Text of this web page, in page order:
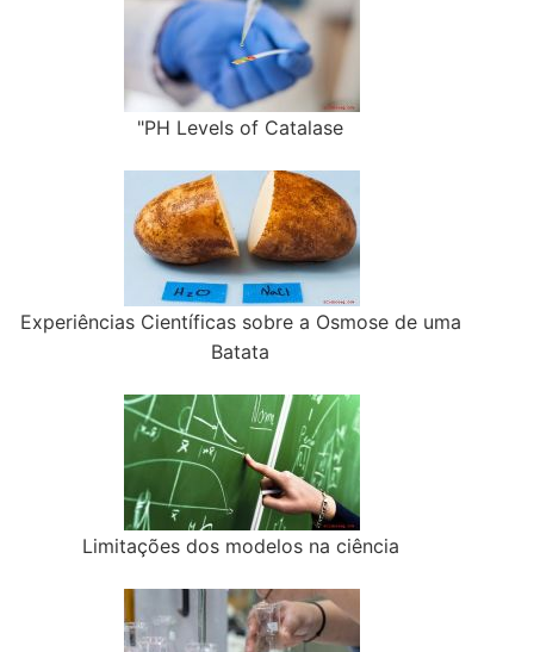
"PH Levels of Catalase
Experiências Científicas sobre a Osmose de uma
Batata
Limitações dos modelos na ciência